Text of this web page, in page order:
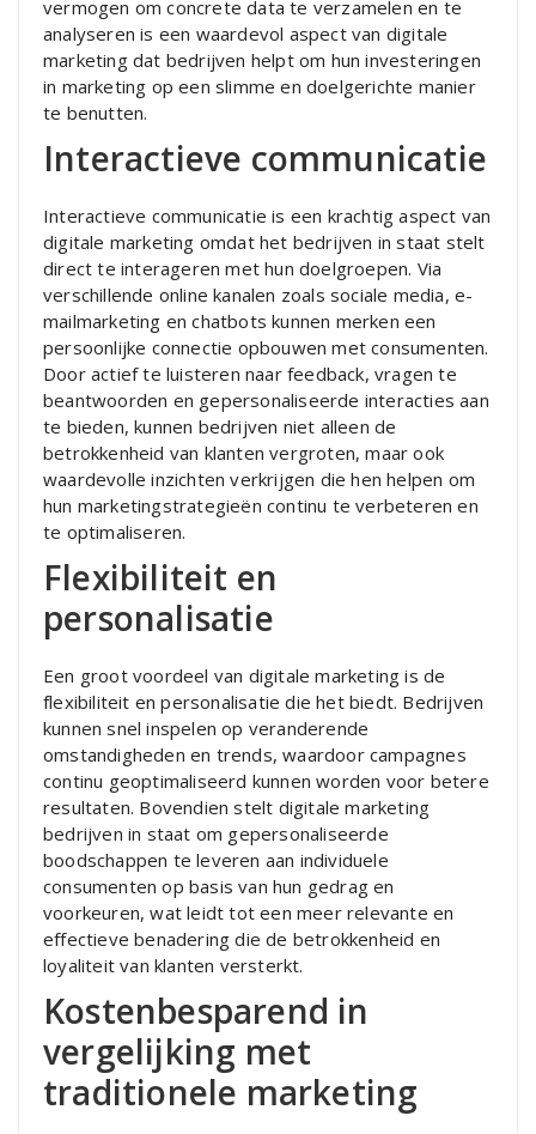
vermogen om concrete data te verzamelen en te
analyseren is een waardevol aspect van digitale
marketing dat bedrijven helpt om hun investeringen
in marketing op een slimme en doelgerichte manier
te benutten.
Interactieve communicatie
Interactieve communicatie is een krachtig aspect van
digitale marketing omdat het bedrijven in staat stelt
direct te interageren met hun doelgroepen. Via
verschillende online kanalen zoals sociale media, e-
mailmarketing en chatbots kunnen merken een
persoonlijke connectie opbouwen met consumenten.
Door actief te luisteren naar feedback, vragen te
beantwoorden en gepersonaliseerde interacties aan
te bieden, kunnen bedrijven niet alleen de
betrokkenheid van klanten vergroten, maar ook
waardevolle inzichten verkrijgen die hen helpen om
hun marketingstrategieën continu te verbeteren en
te optimaliseren.
Flexibiliteit en
personalisatie
Een groot voordeel van digitale marketing is de
flexibiliteit en personalisatie die het biedt. Bedrijven
kunnen snel inspelen op veranderende
omstandigheden en trends, waardoor campagnes
continu geoptimaliseerd kunnen worden voor betere
resultaten. Bovendien stelt digitale marketing
bedrijven in staat om gepersonaliseerde
boodschappen te leveren aan individuele
consumenten op basis van hun gedrag en
voorkeuren, wat leidt tot een meer relevante en
effectieve benadering die de betrokkenheid en
loyaliteit van klanten versterkt.
Kostenbesparend in
vergelijking met
traditionele marketing